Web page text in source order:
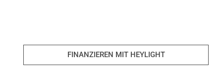
FINANZIEREN MIT HEYLIGHT